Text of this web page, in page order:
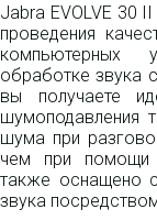
Jabra EVOLVE 30
проведения
компьютерных
обработке звука
вы получаете
шумоподавления
шума при
чем при помощи
также оснащено
звука